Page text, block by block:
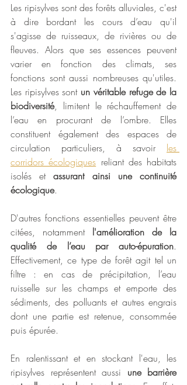
Les ripisylves sont des forêts alluviales, c'est
à dire bordant les cours d’eau qu'il
s'agisse de ruisseaux, de rivières ou de
fleuves. Alors que ses essences peuvent
varier en fonction des climats, ses
fonctions sont aussi nombreuses qu'utiles.
Les ripisylves sont un véritable refuge de la
biodiversité, limitent le réchauffement de
l’eau en procurant de l’ombre. Elles
constituent également des espaces de
circulation particuliers, à savoir les
corridors écologiques reliant des habitats
isolés et assurant ainsi une continuité
écologique.
D'autres fonctions essentielles peuvent être
citées, notamment l'amélioration de la
qualité de l’eau par auto-épuration.
Effectivement, ce type de forêt agit tel un
filtre : en cas de précipitation, l’eau
ruisselle sur les champs et emporte des
sédiments, des polluants et autres engrais
dont une partie est retenue, consommée
puis épurée.
En ralentissant et en stockant l'eau, les
ripisylves représentent aussi une barrière